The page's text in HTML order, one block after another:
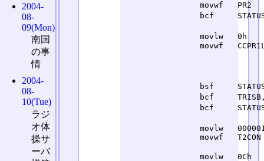
2004-
08-
09(Mon)
南国
の事
情
2004-
08-
10(Tue)
ラジ
オ体
操サ
ーバ